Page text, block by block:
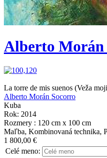
Alberto Morán
La torre de mis suenos (Veža
Alberto Morán Socorro
Kuba
Rok: 2014
Rozmery : 120 cm x 100 cm
Maľba, Kombinovaná technika,
1 800,00 €
Celé meno: